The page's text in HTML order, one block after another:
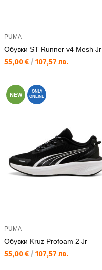
PUMA
Обувки ST Runner v4 Mesh Jr
Текуща цена:
55,00 € / 107,57 лв.
NEW
ONLY
ONLINE
PUMA
Обувки Kruz Profoam 2 Jr
Текуща цена:
55,00 € / 107,57 лв.